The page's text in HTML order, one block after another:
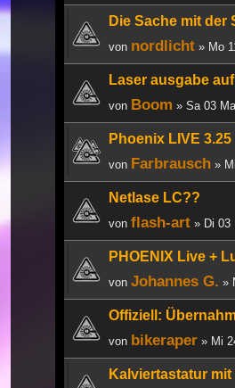
Die Sache mit der
von nordlicht » Mo
Laser ausgabe
von Boom » Sa 03
Phoenix LIVE 3.25
von Farbrausch »
Netlase LC??
von flash-art » Di 03
PHOENIX Live +
von Johannes G. »
Offiziell:
von bikeraper » Mi
Kalviertastatur